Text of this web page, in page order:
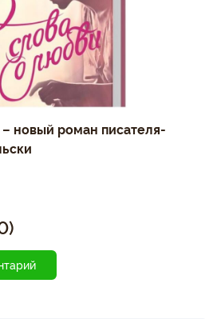
новый роман писателя-